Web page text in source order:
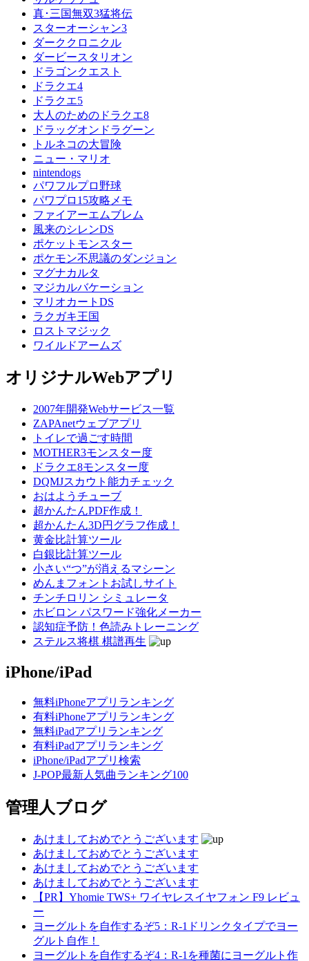
真･三国無双3猛将伝
スターオーシャン3
ダーククロニクル
ダービースタリオン
ドラゴンクエスト
ドラクエ4
ドラクエ5
大人のためのドラクエ8
ドラッグオンドラグーン
トルネコの大冒険
ニュー・マリオ
nintendogs
パワフルプロ野球
パワプロ15攻略メモ
ファイアーエムブレム
風来のシレンDS
ポケットモンスター
ポケモン不思議のダンジョン
マグナカルタ
マジカルバケーション
マリオカートDS
ラクガキ王国
ロストマジック
ワイルドアームズ
オリジナルWebアプリ
2007年開発Webサービス一覧
ZAPAnetウェブアプリ
トイレで過ごす時間
MOTHER3モンスター度
ドラクエ8モンスター度
DQMJスカウト能力チェック
おはようチューブ
超かんたんPDF作成！
超かんたん3D円グラフ作成！
黄金比計算ツール
白銀比計算ツール
小さい“つ”が消えるマシーン
めんまフォントお試しサイト
チンチロリン シミュレータ
ホビロン パスワード強化メーカー
認知症予防！色読みトレーニング
ステルス将棋 棋譜再生
iPhone/iPad
無料iPhoneアプリランキング
有料iPhoneアプリランキング
無料iPadアプリランキング
有料iPadアプリランキング
iPhone/iPadアプリ検索
J-POP最新人気曲ランキング100
管理人ブログ
あけましておめでとうございます
あけましておめでとうございます
あけましておめでとうございます
あけましておめでとうございます
【PR】Yhomie TWS+ ワイヤレスイヤフォン F9 レビュ
ー
ヨーグルトを自作するぞ5：R-1ドリンクタイプでヨー
グルト自作！
ヨーグルトを自作するぞ4：R-1を種菌にヨーグルト作